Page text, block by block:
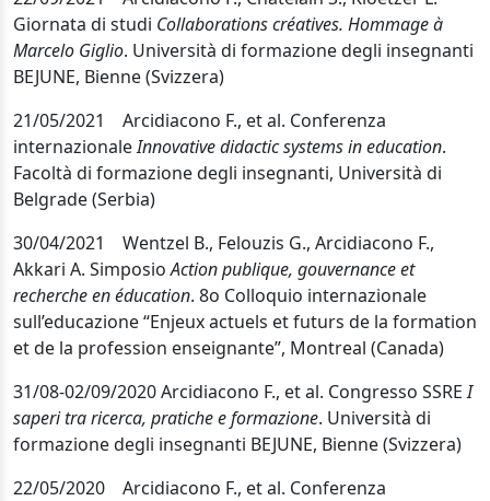
Giornata di studi Collaborations créatives. Hommage à
Marcelo Giglio. Università di formazione degli insegnanti
BEJUNE, Bienne (Svizzera)
21/05/2021 Arcidiacono F., et al. Conferenza
internazionaleInnovative didactic systems in education.
Facoltà di formazione degli insegnanti, Università di
Belgrade (Serbia)
30/04/2021 Wentzel B., Felouzis G., Arcidiacono F.,
Akkari A. SimposioAction publique, gouvernance et
recherche en éducation. 8o Colloquio internazionale
sull’educazione “Enjeux actuels et futurs de la formation
et de la profession enseignante”, Montreal (Canada)
31/08-02/09/2020 Arcidiacono F., et al. Congresso SSREI
saperi tra ricerca, pratiche e formazione. Università di
formazione degli insegnanti BEJUNE, Bienne (Svizzera)
22/05/2020 Arcidiacono F., et al. Conferenza